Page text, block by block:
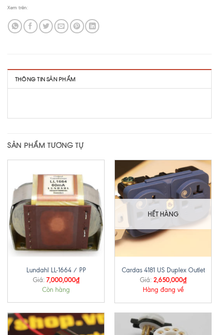
Xem trên:
THÔNG TIN SẢN PHẨM
SẢN PHẨM TƯƠNG TỰ
Lundahl LL-1664 / PP
Giá: 7,000,000₫
Còn hàng
HẾT HÀNG
Cardas 4181 US Duplex Outlet
Giá: 2,650,000₫
Hàng đang về